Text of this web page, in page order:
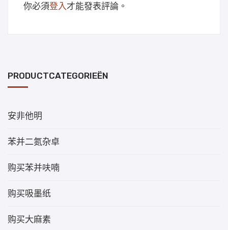
你必須登入才能發表評論。
PRODUCTCATEGORIEËN
安非他明
苯并二氮杂卓
购买苯并呋喃
购买吸墨纸
购买大麻素